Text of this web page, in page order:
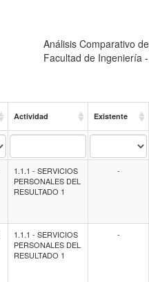
Análisis Comparativo
Facultad de Ingeniería
Actividad Existente
1.1.1 - SERVICIOS
PERSONALES DEL
RESULTADO 1
-
1.1.1 - SERVICIOS
PERSONALES DEL
RESULTADO 1
-